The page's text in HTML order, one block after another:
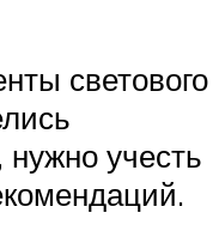
светового
нужно учесть